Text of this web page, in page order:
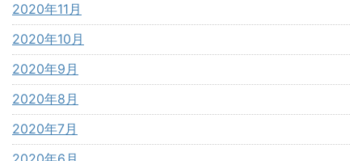
2020年11月
2020年10月
2020年9月
2020年8月
2020年7月